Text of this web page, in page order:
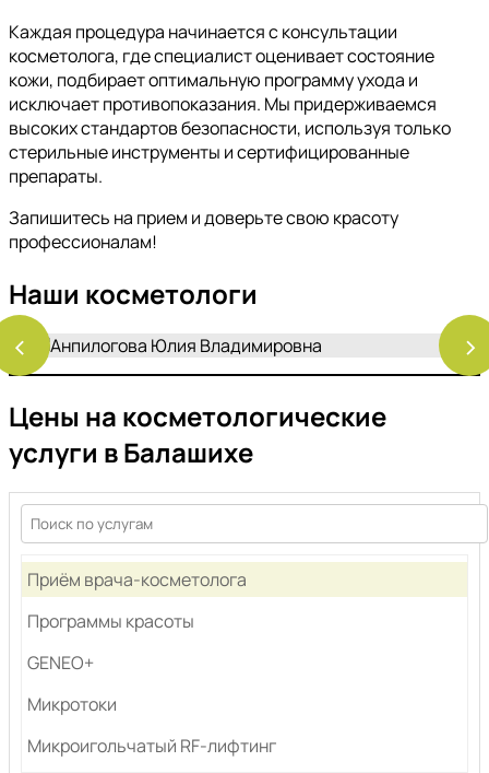
Каждая процедура начинается с консультации
косметолога, где специалист оценивает состояние
кожи, подбирает оптимальную программу ухода и
исключает противопоказания. Мы придерживаемся
высоких стандартов безопасности, используя только
стерильные инструменты и сертифицированные
препараты.
Запишитесь на прием и доверьте свою красоту
профессионалам!
Наши косметологи
‹ ›
Цены на косметологические
услуги в Балашихе
Приём врача-косметолога
Программы красоты
GENEO+
Микротоки
Микроигольчатый RF-лифтинг